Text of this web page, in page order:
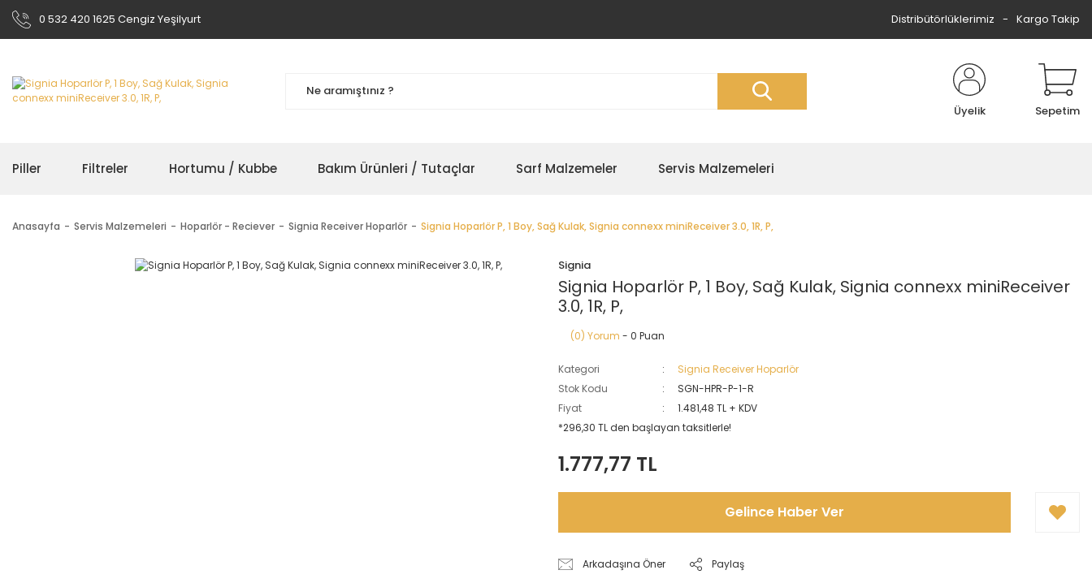
0 532 420 1625 Cengiz Yeşilyurt Distribütörlüklerimiz Kargo Takip
Üyelik Sepetim
Piller Filtreler Hortumu / Kubbe Bakım Ürünleri / Tutaçlar Sarf Malzemeler Servis Malzemeleri
Anasayfa Servis Malzemeleri Hoparlör - Reciever Signia Receiver Hoparlör Signia Hoparlör P, 1 Boy, Sağ Kulak, Signia connexx miniReceiver 3.0, 1R, P,
Signia
Signia Hoparlör P, 1 Boy, Sağ Kulak, Signia connexx miniReceiver
3.0, 1R, P,
(0) Yorum - 0 Puan
Kategori
Signia Receiver Hoparlör
Stok Kodu
SGN-HPR-P-1-R
Fiyat
1.481,48 TL + KDV
*296,30 TL den başlayan taksitlerle!
1.777,77 TL
Gelince Haber Ver
Arkadaşına Öner Paylaş